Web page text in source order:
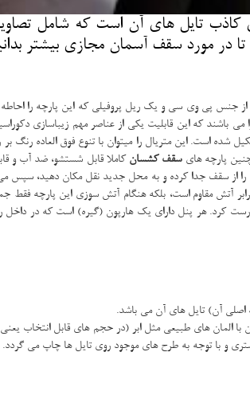
تایل های آن است كه شامل
در مورد سقف آسمان مجازی بیشتر
از جنس پی وی سی و یک ریل پروفیلی که این پارچه را
می باشد، تشکیل شده است. این متریال را میتوان با تنوع
پارچه هایسقف کشسانکاملا قابل شستشو، ضد آب و
را از سقف جدا کرده و به محل جدید نقل مکان دهید، سپس
برابر آتش مقاوم است، بلکه هنگام آتش سوزی این
آن) تایل های آن می باشد.
المان های طبیعی مثل ابر (در حجم های قابل انتخاب
و با توجه به طرح های موجود روی تایل ها چاپ می گردد.